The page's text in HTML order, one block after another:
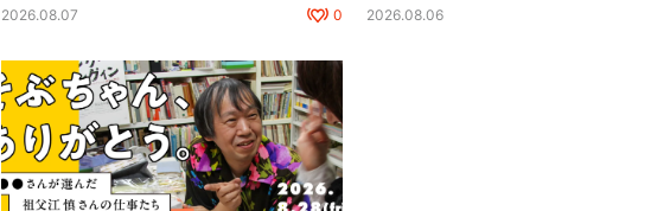
2026.08.07 0 2026.08.06